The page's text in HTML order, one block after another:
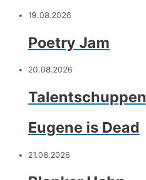
19.08.2026
Poetry Jam
20.08.2026
Talentschuppen
Eugene is Dead
21.08.2026